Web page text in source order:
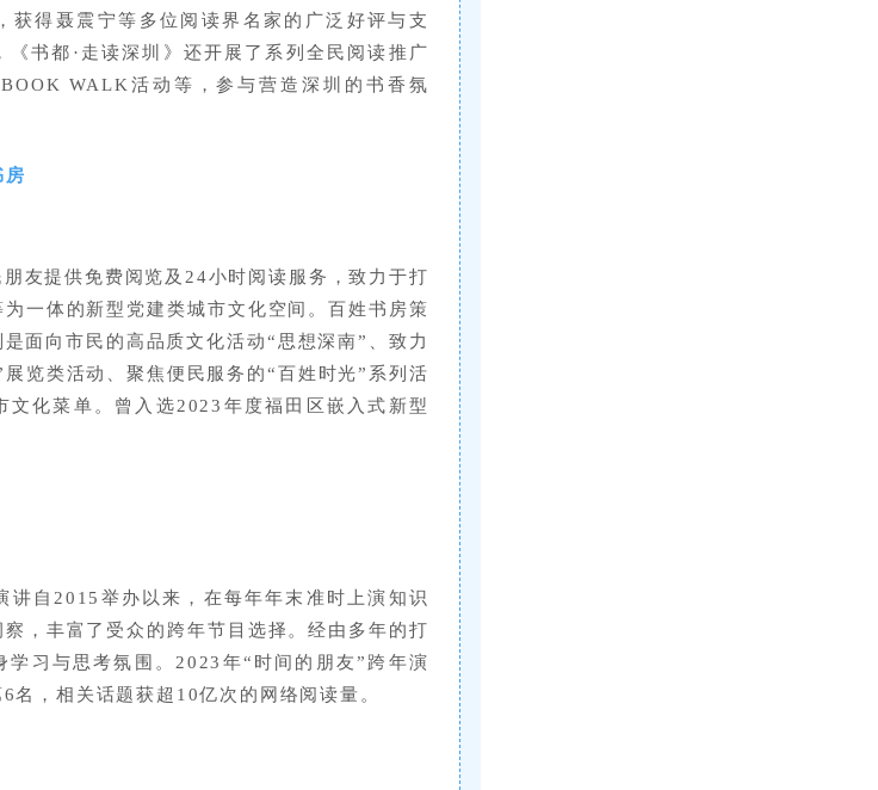
获得聂震宁等多位阅读界名家的广泛好评与支
书都·走读深圳》还开展了系列全民阅读推广
WALK活动等，参与营造深圳的书香氛
房
朋友提供免费阅览及24小时阅读服务，致力于打
一体的新型党建类城市文化空间。百姓书房策
面向市民的高品质文化活动“思想深南”、致力
览类活动、聚焦便民服务的“百姓时光”系列活
文化菜单。曾入选2023年度福田区嵌入式新型
讲自2015举办以来，在每年年末准时上演知识
，丰富了受众的跨年节目选择。经由多年的打
学习与思考氛围。2023年“时间的朋友”跨年演
名，相关话题获超10亿次的网络阅读量。